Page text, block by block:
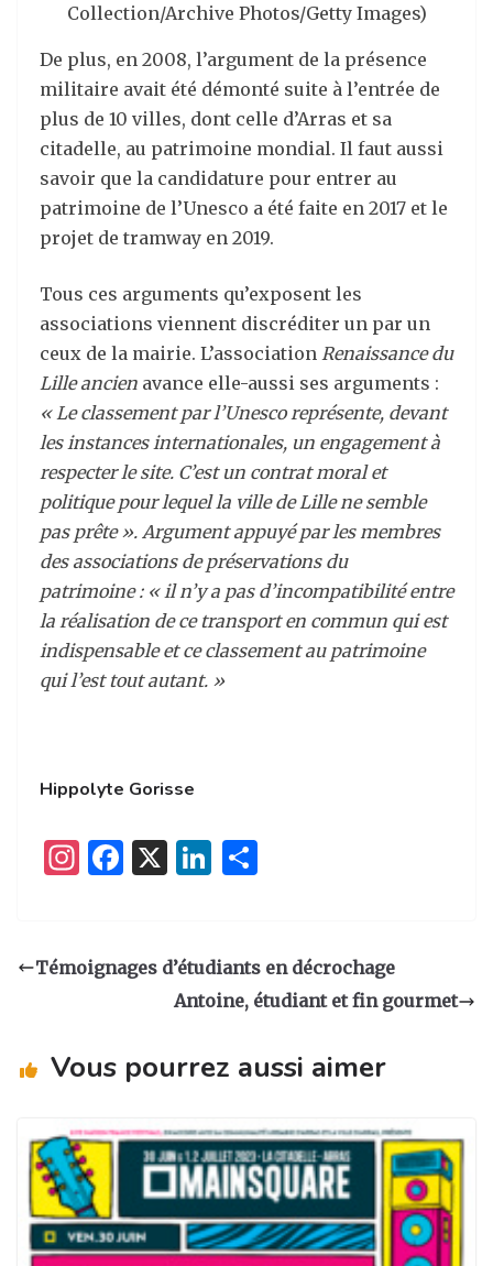
Collection/Archive Photos/Getty Images)
De plus, en 2008, l’argument de la présence
militaire avait été démonté suite à l’entrée de
plus de 10 villes, dont celle d’Arras et sa
citadelle, au patrimoine mondial. Il faut aussi
savoir que la candidature pour entrer au
patrimoine de l’Unesco a été faite en 2017 et le
projet de tramway en 2019.
Tous ces arguments qu’exposent les
associations viennent discréditer un par un
ceux de la mairie. L’association Renaissance du
Lille ancien avance elle-aussi ses arguments :
« Le classement par l’Unesco représente, devant
les instances internationales, un engagement à
respecter le site. C’est un contrat moral et
politique pour lequel la ville de Lille ne semble
pas prête ». Argument appuyé par les membres
des associations de préservations du
patrimoine : « il n’y a pas d’incompatibilité entre
la réalisation de ce transport en commun qui est
indispensable et ce classement au patrimoine
qui l’est tout autant. »
Hippolyte Gorisse
I
a
m
F
e
o
X
Li
e
dI
g
er
Témoignages d’étudiants en décrochage
Antoine, étudiant et fin gourmet
Vous pourrez aussi aimer